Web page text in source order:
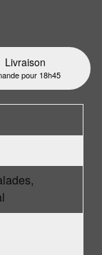
Livraison
pour 18h45